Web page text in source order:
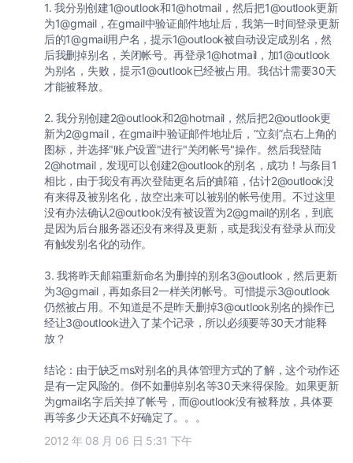
1. 我分别创建1@outlook和1@hotmail，然后把1@outlook更新
为1@gmail，在gmail中验证邮件地址后，我第一时间登录更新
后的1@gmail用户名，提示1@outlook被自动设定成别名，然
后我删掉别名，关闭帐号。再登录1@hotmail，加1@outlook
为别名，失败，提示1@outlook已经被占用。我估计需要30天
才能被释放。
2. 我分别创建2@outlook和2@hotmail，然后把2@outlook更
新为2@gmail，在gmail中验证邮件地址后，“立刻”点右上角的
图标，并选择"账户设置"进行"关闭帐号"操作。然后我登陆
2@hotmail，发现可以创建2@outlook的别名，成功！与条目1
相比，由于我没有再次登陆更名后的邮箱，估计2@outlook没
有来得及被别名化，故空出来可以被别的帐号使用。不过这里
没有办法确认2@outlook没有被设置为2@gmail的别名，到底
是因为后台服务器还没有来得及更新，或是我没有登录从而没
有触发别名化的动作。
3. 我将昨天邮箱重新命名为删掉的别名3@outlook，然后更新
为3@gmail，再如条目2一样关闭帐号。可惜提示3@outlook
仍然被占用。不知道是不是昨天删掉3@outlook别名的操作已
经让3@outlook进入了某个记录，所以必须要等30天才能释
放？
结论：由于缺乏ms对别名的具体管理方式的了解，这个动作还
是有一定风险的。倒不如删掉别名等30天来得保险。如果更新
为gmail名字后关掉了帐号，而@outlook没有被释放，具体要
再等多少天还真不好确定了。。。
2012 年 08 月 06 日 5:31 下午